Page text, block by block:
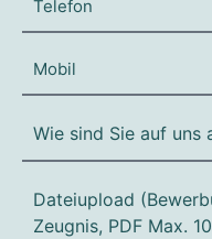
Dateiupload
Zeugnis, PDF Max.